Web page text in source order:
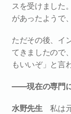
スを受けました
があったようで
ただその後、イ
てきましたので
もいいぞ」と言
――現在の専門
水野先生 私は